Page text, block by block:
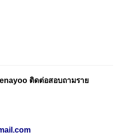
ติดต่อสอบถามราย